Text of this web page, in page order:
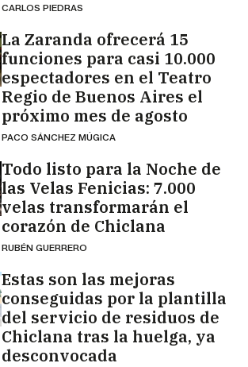
CARLOS PIEDRAS
La Zaranda ofrecerá 15
funciones para casi 10.000
espectadores en el Teatro
Regio de Buenos Aires el
próximo mes de agosto
PACO SÁNCHEZ MÚGICA
Todo listo para la Noche de
las Velas Fenicias: 7.000
velas transformarán el
corazón de Chiclana
RUBÉN GUERRERO
Estas son las mejoras
conseguidas por la plantilla
del servicio de residuos de
Chiclana tras la huelga, ya
desconvocada